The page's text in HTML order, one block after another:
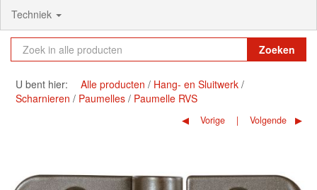
Techniek
Zoeken
U bent hier: Alle producten
Hang- en Sluitwerk
Scharnieren
Paumelles Paumelle RVS
Vorige Volgende